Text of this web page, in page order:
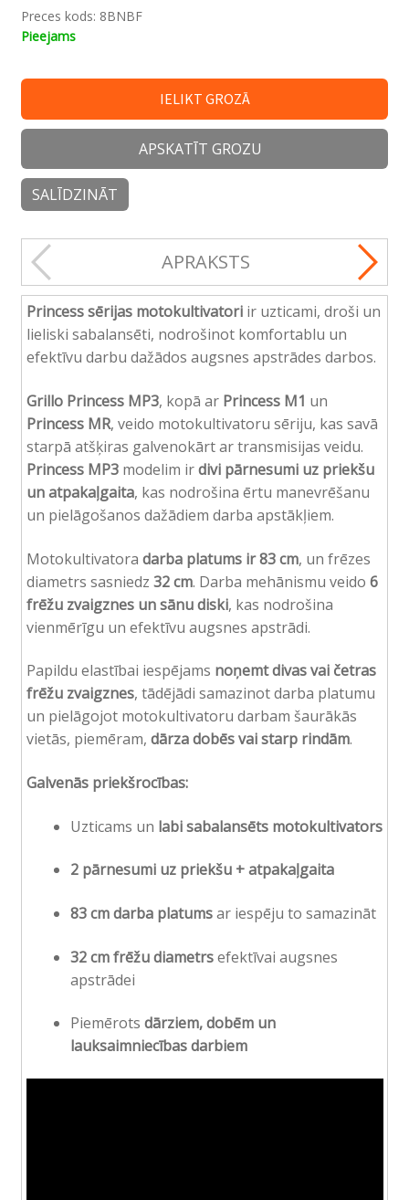
Preces kods: 8BNBF
Pieejams
IELIKT GROZĀ
APSKATĪT GROZU
SALĪDZINĀT
APRAKSTS
Princess sērijas motokultivatoriir uzticami, droši un
lieliski sabalansēti, nodrošinot komfortablu un
efektīvu darbu dažādos augsnes apstrādes darbos.
Grillo Princess MP3, kopā ar Princess M1 un
Princess MR, veido motokultivatoru sēriju, kas savā
starpā atšķiras galvenokārt ar transmisijas veidu.
Princess MP3modelim irdivi pārnesumi uz priekšu
un atpakaļgaita, kas nodrošina ērtu manevrēšanu
un pielāgošanos dažādiem darba apstākļiem.
Motokultivatora darba platums ir 83 cm, un frēzes
diametrs sasniedz 32 cm. Darba mehānismu veido 6
frēžu zvaigznes un sānu diski, kas nodrošina
vienmērīgu un efektīvu augsnes apstrādi.
Papildu elastībai iespējams noņemt divas vai četras
frēžu zvaigznes, tādējādi samazinot darba platumu
un pielāgojot motokultivatoru darbam šaurākās
vietās, piemēram, dārza dobēs vai starp rindām.
Galvenās priekšrocības:
Uzticams un labi sabalansēts motokultivators
2 pārnesumi uz priekšu + atpakaļgaita
83 cm darba platumsar iespēju to samazināt
32 cm frēžu diametrsefektīvai augsnes
apstrādei
Piemērots dārziem, dobēm un
lauksaimniecības darbiem